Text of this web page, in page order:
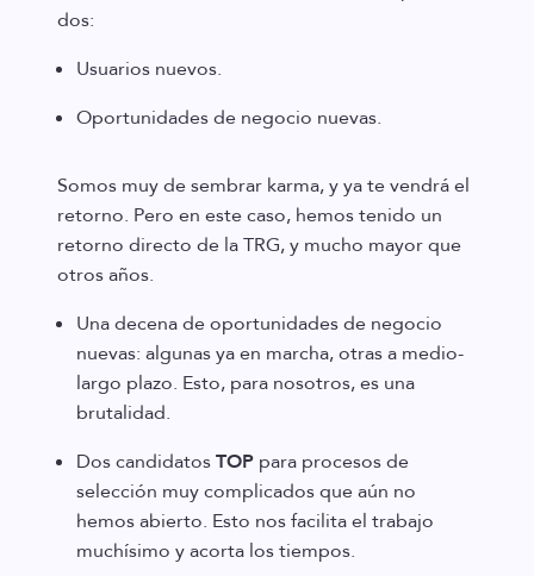
dos:
Usuarios nuevos.
Oportunidades de negocio nuevas.
Somos muy de sembrar karma, y ya te vendrá el
retorno. Pero en este caso, hemos tenido un
retorno directo de la TRG, y mucho mayor que
otros años.
Una decena de oportunidades de negocio
nuevas: algunas ya en marcha, otras a medio-
largo plazo. Esto, para nosotros, es una
brutalidad.
Dos candidatosTOP para procesos de
selección muy complicados que aún no
hemos abierto. Esto nos facilita el trabajo
muchísimo y acorta los tiempos.